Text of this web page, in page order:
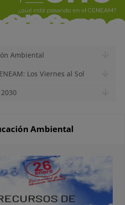
Ambiental
Los Viernes al Sol
Ambiental